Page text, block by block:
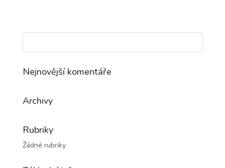
Nejnovější komentáře
Archivy
Rubriky
Žádné rubriky